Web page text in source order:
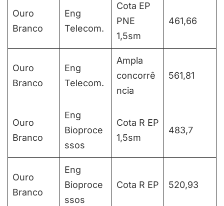
Ouro
Branco
Eng
Telecom.
Cota EP
PNE
1,5sm
461,66
Ouro
Branco
Eng
Telecom.
Ampla
concorrê
ncia
561,81
Ouro
Branco
Eng
Bioproce
ssos
Cota R EP
1,5sm
483,7
Ouro
Branco
Eng
Bioproce
ssos
Cota R EP 520,93